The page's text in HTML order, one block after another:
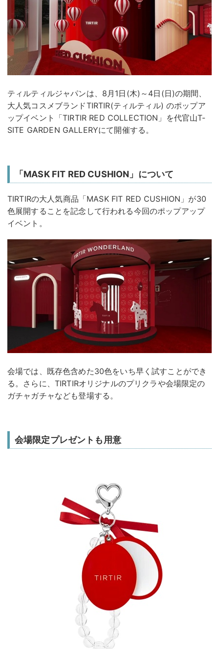
ティルティルジャパンは、8月1日(木)～4日(日)の期間、
大人気コスメブランドTIRTIR(ティルティル) のポップア
ップイベント「TIRTIR RED COLLECTION」を代官山T-
SITE GARDEN GALLERYにて開催する。
「MASK FIT RED CUSHION」について
TIRTIRの大人気商品「MASK FIT RED CUSHION」が30
色展開することを記念して行われる今回のポップアップ
イベント。
会場では、既存色含めた30色をいち早く試すことができ
る。さらに、TIRTIRオリジナルのプリクラや会場限定の
ガチャガチャなども登場する。
会場限定プレゼントも用意